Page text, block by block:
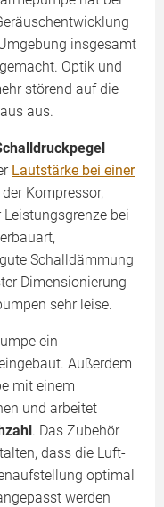
insgesamt
Optik und
störend auf die
aus.
Lautstärke bei einer
Kompressor,
bei
Schalldämmung
Dimensionierung
sehr leise.
ein
Außerdem
mit einem
und arbeitet
. Das Zubehör
dass die Luft-
optimal
werden